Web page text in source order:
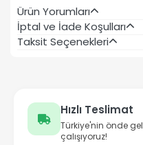
Ürün Yorumları
İptal ve İade Koşulları
Taksit Seçenekleri
Hızlı Teslimat
Türkiye'nin önde
çalışıyoruz!